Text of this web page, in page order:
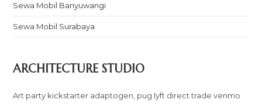
Sewa Mobil Banyuwangi
Sewa Mobil Surabaya
ARCHITECTURE STUDIO
Art party kickstarter adaptogen, pug lyft direct trade venmo